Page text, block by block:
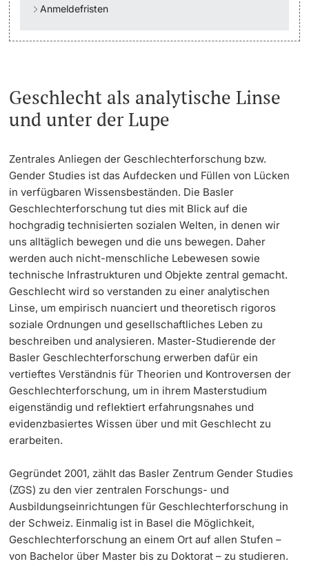
Lernen & Lehren
Sprachenzentrum
Universitätsbibliothek Basel
Lernbörse
Lernräume
Anmeldefristen
Geschlecht als analytische Linse
und unter der Lupe
Zentrales Anliegen der Geschlechterforschung bzw.
Gender Studies ist das Aufdecken und Füllen von Lücken
in verfügbaren Wissensbeständen. Die Basler
Geschlechterforschung tut dies mit Blick auf die
hochgradig technisierten sozialen Welten, in denen wir
uns alltäglich bewegen und die uns bewegen. Daher
werden auch nicht-menschliche Lebewesen sowie
technische Infrastrukturen und Objekte zentral gemacht.
Geschlecht wird so verstanden zu einer analytischen
Linse, um empirisch nuanciert und theoretisch rigoros
soziale Ordnungen und gesellschaftliches Leben zu
beschreiben und analysieren. Master-Studierende der
Basler Geschlechterforschung erwerben dafür ein
vertieftes Verständnis für Theorien und Kontroversen der
Geschlechterforschung, um in ihrem Masterstudium
eigenständig und reflektiert erfahrungsnahes und
evidenzbasiertes Wissen über und mit Geschlecht zu
erarbeiten.
Gegründet 2001, zählt das Basler Zentrum Gender Studies
(ZGS) zu den vier zentralen Forschungs- und
Ausbildungseinrichtungen für Geschlechterforschung in
der Schweiz. Einmalig ist in Basel die Möglichkeit,
Geschlechterforschung an einem Ort auf allen Stufen –
von Bachelor über Master bis zu Doktorat – zu studieren.